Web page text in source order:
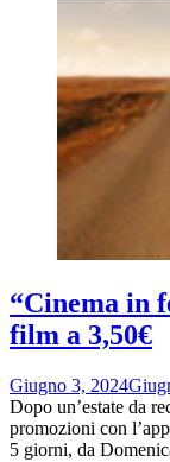
“Cinema in
film a 3,50€
Giugno 3, 2024
Dopo un’estate da
promozioni con
5 giorni, da